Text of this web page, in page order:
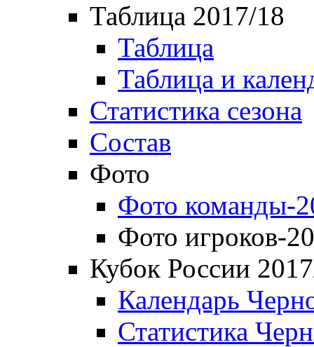
Таблица 2017/18
Таблица
Таблица и
Статистика сезона
Состав
Фото
Фото команды-
Фото игроков-
Кубок России
Календарь
Статистика